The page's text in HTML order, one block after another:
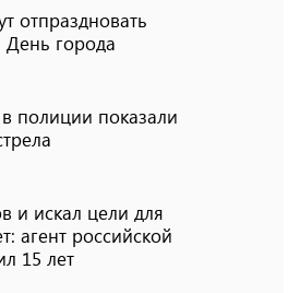
отпраздновать
День города
полиции показали
и искал цели для
агент российской
15 лет